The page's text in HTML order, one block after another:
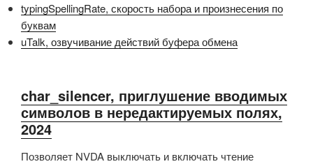
typingSpellingRate, скорость набора и произнесения по
буквам
uTalk, озвучивание действий буфера обмена
char_silencer, приглушение вводимых
символов в нередактируемых полях,
2024
Позволяет NVDA выключать и включать чтение